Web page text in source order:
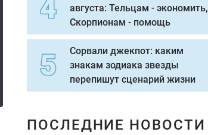
августа: Тельцам - экономить,
Скорпионам - помощь
Сорвали джекпот: каким
знакам зодиака звезды
перепишут сценарий жизни
ПОСЛЕДНИЕ НОВОСТИ